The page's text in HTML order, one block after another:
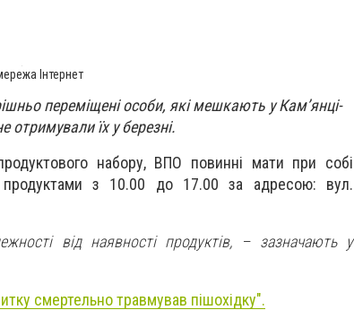
Інтернет
переміщені особи, які мешкають у Кам’янці-
отримували їх у березні.
набору, ВПО повинні мати при собі
продуктами з 10.00 до 17.00 за адресою: вул.
від наявності продуктів, – зазначають у
смертельно травмував пішохідку".